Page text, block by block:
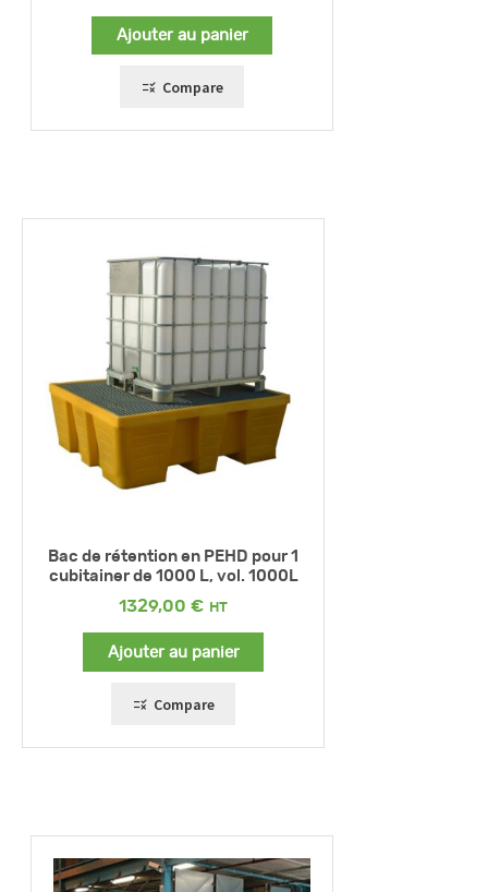
Ajouter au panier
Compare
Bac de rétention en PEHD pour 1
cubitainer de 1000 L, vol. 1000L
1329,00 €
Ajouter au panier
Compare